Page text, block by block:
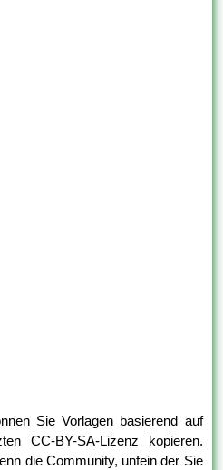
Sie Vorlagen basierend auf
CC-BY-SA-Lizenz kopieren.
die Community, unfein der Sie